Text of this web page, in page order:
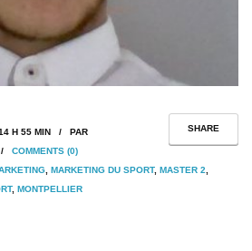
SHARE
H 55 MIN / PAR
COMMENTS (0)
MARKETING DU SPORT, MASTER 2
, MONTPELLIER